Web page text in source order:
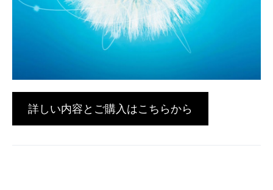
詳しい内容とご購入はこちらから